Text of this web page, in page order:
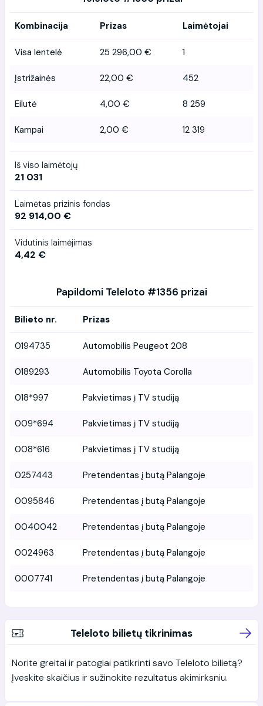
Kombinacija Prizas Laimėtojai
Visa lentelė 25 296,00 € 1
Įstrižainės 22,00 € 452
Eilutė 4,00 € 8 259
Kampai 2,00 € 12 319
Iš viso laimėtojų
21 031
Laimėtas prizinis fondas
92 914,00 €
Vidutinis laimėjimas
4,42 €
Papildomi Teleloto #1356 prizai
Bilieto nr. Prizas
0194735 Automobilis Peugeot 208
0189293 Automobilis Toyota Corolla
018*997 Pakvietimas į TV studiją
009*694 Pakvietimas į TV studiją
008*616 Pakvietimas į TV studiją
0257443 Pretendentas į butą Palangoje
0095846 Pretendentas į butą Palangoje
0040042 Pretendentas į butą Palangoje
0024963 Pretendentas į butą Palangoje
0007741 Pretendentas į butą Palangoje
Teleloto bilietų tikrinimas
Norite greitai ir patogiai patikrinti savo Teleloto bilietą?
Įveskite skaičius ir sužinokite rezultatus akimirksniu.